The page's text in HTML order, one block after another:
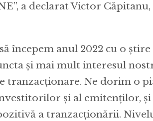
a declarat Victor
începem anul 2022 cu o
și mai mult interesul
tranzacționare. Ne dorim o
și al emitenților, și
a tranzacționării.